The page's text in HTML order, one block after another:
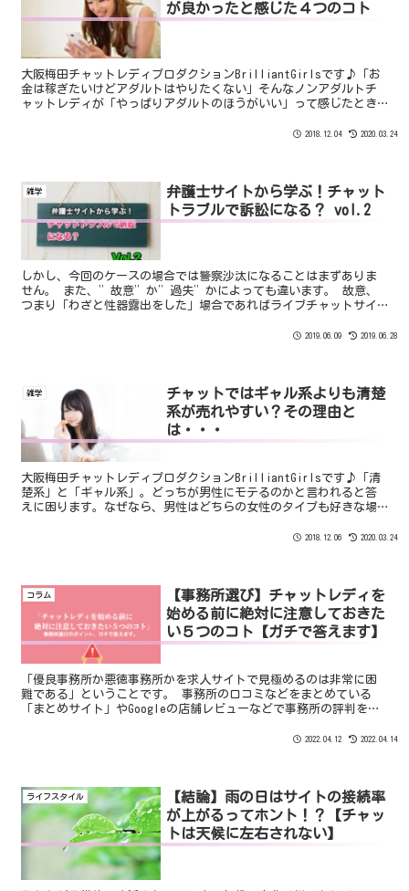
が良かったと感じた４つのコト
大阪梅田チャットレディプロダクションBrilliantGirlsです♪「お
金は稼ぎたいけどアダルトはやりたくない」そんなノンアダルトチ
ャットレディが「やっぱりアダルトのほうがいい」って感じたとき
2018.12.04 2020.03.24
雑学
弁護士サイトから学ぶ！チャット
トラブルで訴訟になる？ vol.2
しかし、今回のケースの場合では警察沙汰になることはまずありま
せん。 また、”故意”か”過失”かによっても違います。 故意、
つまり「わざと性器露出をした」場合であればライブチャットサイ
2019.06.09 2019.06.28
雑学
チャットではギャル系よりも清楚
系が売れやすい？その理由と
は・・・
大阪梅田チャットレディプロダクションBrilliantGirlsです♪「清
楚系」と「ギャル系」。どっちが男性にモテるのかと言われると答
えに困ります。なぜなら、男性はどちらの女性のタイプも好きな場
2018.12.06 2020.03.24
コラム
【事務所選び】チャットレディを
始める前に絶対に注意しておきた
い５つのコト【ガチで答えます】
「優良事務所か悪徳事務所かを求人サイトで見極めるのは非常に困
難である」ということです。 事務所の口コミなどをまとめている
「まとめサイト」やGoogleの店舗レビューなどで事務所の評判を知
ト」はアフィリエイト目的の場合や事務所からお金をもらって記事
2022.04.12 2022.04.14
ライフスタイル
【結論】雨の日はサイトの接続率
が上がるってホント！？【チャッ
トは天候に左右されない】